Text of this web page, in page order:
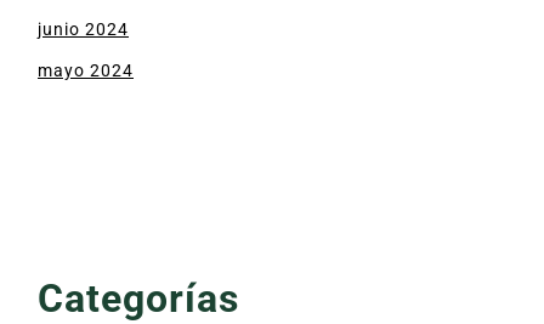
junio 2024
mayo 2024
Categorías